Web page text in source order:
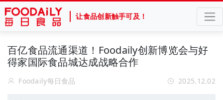
让食品创新触手可及！
百亿食品流通渠道！Foodaily创新博览会与好
得家国际食品城达成战略合作
Foodaily每日食品 2025.12.02